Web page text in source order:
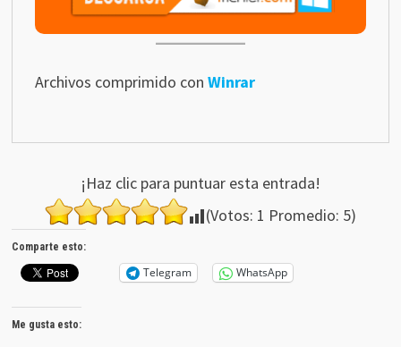
Archivos comprimido con Winrar
¡Haz clic para puntuar esta entrada!
(Votos: 1 Promedio: 5)
Comparte esto:
Telegram WhatsApp
Me gusta esto: